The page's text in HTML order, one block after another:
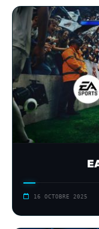
16 OCTOBRE 2025